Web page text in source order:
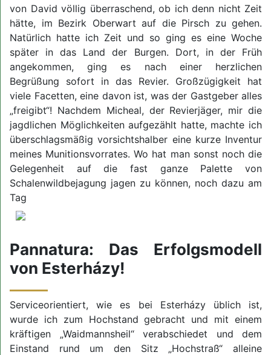
von David völlig überraschend, ob ich denn nicht Zeit
hätte, im Bezirk Oberwart auf die Pirsch zu gehen.
Natürlich hatte ich Zeit und so ging es eine Woche
später in das Land der Burgen. Dort, in der Früh
angekommen, ging es nach einer herzlichen
Begrüßung sofort in das Revier. Großzügigkeit hat
viele Facetten, eine davon ist, was der Gastgeber alles
„freigibt“! Nachdem Micheal, der Revierjäger, mir die
jagdlichen Möglichkeiten aufgezählt hatte, machte ich
überschlagsmäßig vorsichtshalber eine kurze Inventur
meines Munitionsvorrates. Wo hat man sonst noch die
Gelegenheit auf die fast ganze Palette von
Schalenwildbejagung jagen zu können, noch dazu am
Tag
Pannatura: Das Erfolgsmodell
von Esterházy!
Serviceorientiert, wie es bei Esterházy üblich ist,
wurde ich zum Hochstand gebracht und mit einem
kräftigen „Waidmannsheil“ verabschiedet und dem
Einstand rund um den Sitz „Hochstraß“ alleine